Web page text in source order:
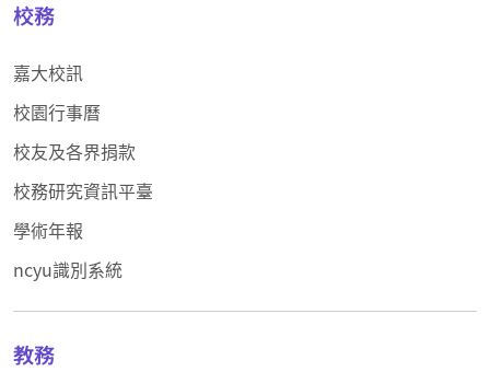
校務
嘉大校訊
校園行事曆
校友及各界捐款
校務研究資訊平臺
學術年報
ncyu識別系統
教務